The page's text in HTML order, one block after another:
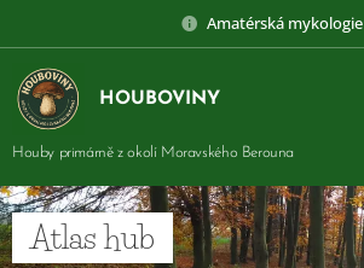
Amatérská mykologie
HOUBOVINY
Houby primárně z okolí Moravského Berouna
Atlas hub